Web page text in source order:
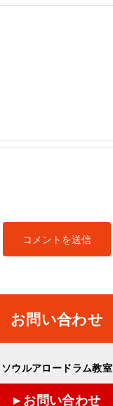
お問い合わせ
ソウルアロードラム教室
▸ お問い合わせ